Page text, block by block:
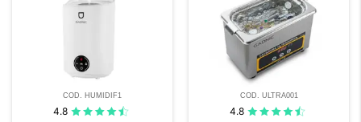
COD. HUMIDIF1
4.8
COD. ULTRA001
4.8